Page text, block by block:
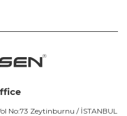
No:73 Zeytinburnu / İSTANBUL